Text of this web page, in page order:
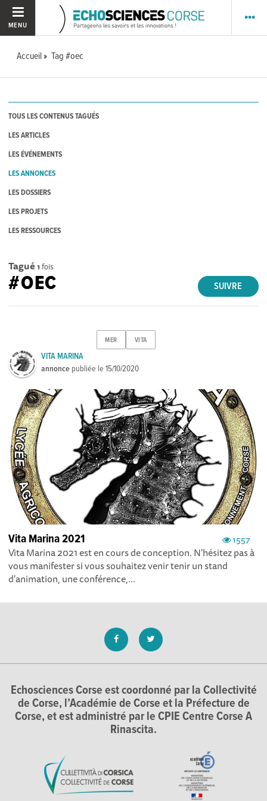
MENU
Accueil Tag #oec
TOUS LES CONTENUS TAGUÉS
LES ARTICLES
LES ÉVÉNEMENTS
LES ANNONCES
LES DOSSIERS
LES PROJETS
LES RESSOURCES
Tagué 1 fois
SUIVRE
#OEC
MER VITA
VITA MARINA
annonce publiée le15/10/2020
1557
Vita Marina 2021
Vita Marina 2021 est en cours de conception. N'hésitez pas à
vous manifester si vous souhaitez venir tenir un stand
d'animation, une conférence,...
Echosciences Corse est coordonné par la Collectivité
de Corse, l’Académie de Corse et la Préfecture de
Corse, et est administré par le CPIE Centre Corse A
Rinascita.